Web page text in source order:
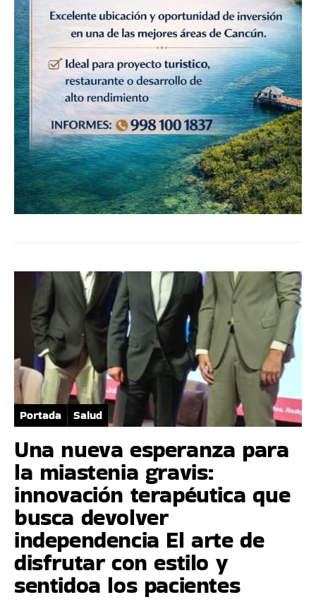
Portada Salud
Una nueva esperanza para
la miastenia gravis:
innovación terapéutica que
busca devolver
independencia El arte de
disfrutar con estilo y
sentidoa los pacientes